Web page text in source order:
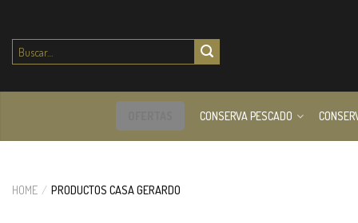
Buscar
por:
CONSERVA PESCADO
HOME / PRODUCTOS CASA GERARDO